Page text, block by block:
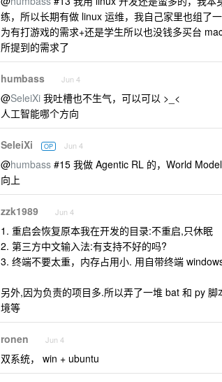
练，所以长期有做 linux 运维，我自己家里也组了
为有打游戏的需求+还是学生所以也没钱多买台
所提到的需求了
humbass Jun 4
@SeleiXi 我吐槽也不生气，可以可以 >_<
人工智能哪个方向
SeleiXi OP Jun 4
@humbass #15 我做 Agentic RL 的，World
向上
zzk1989 Jun 4
1. 重启会恢复原本我在开发的目录:不重启,只休眠
2. 第三方中文输入法:有支持不好的吗?
3. 终端不要太重，内存占用小. 用自带终端
另外,因为负责的项目多.所以弄了一堆 bat 和 py
境等
ronen Jun 4
双系统， win + ubuntu